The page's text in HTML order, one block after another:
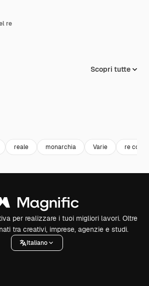
re
Scopri tutte
reale monarchia Varie re
per realizzare i tuoi migliori lavori. Oltre
tra creativi, imprese, agenzie e studi.
Italiano